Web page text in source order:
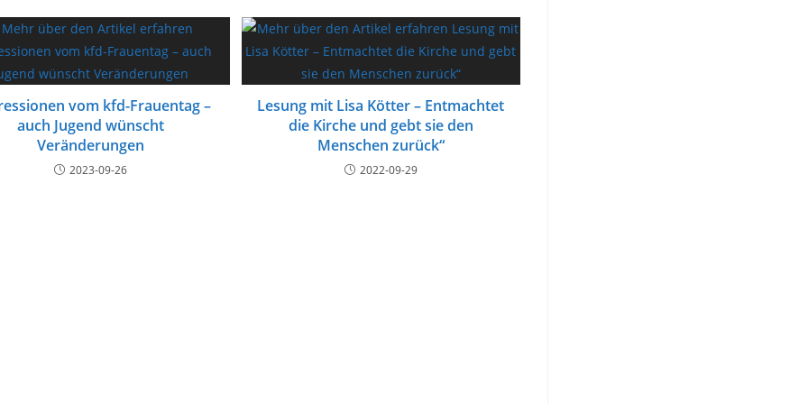
vom kfd-Frauentag –
auch Jugend wünscht
Veränderungen
2023-09-26
Lesung mit Lisa Kötter – Entmachtet
die Kirche und gebt sie den
Menschen zurück“
2022-09-29